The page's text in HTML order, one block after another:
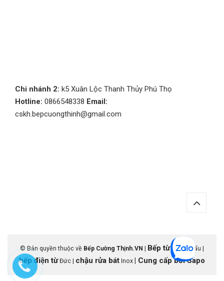
Chi nhánh 2: k5 Xuân Lộc Thanh Thủy Phú Thọ
Hotline: 0866548338 Email:
cskh.bepcuongthinh@gmail.com
© Bản quyền thuộc về Bếp Cường Thịnh.VN | Bếp từ nhập khẩu |
bếp điện từĐức | chậu rửa bát Inox | Cung cấp bởiSapo